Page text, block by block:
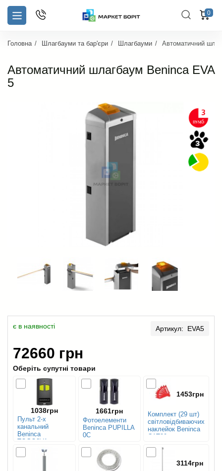
0
Головна Шлагбауми та бар'єри Шлагбауми Автоматичний
Автоматичний шлагбаум Beninca EVA
5
є в наявності Артикул: EVA5
72660 грн
Оберіть супутні товари
Пульт 2-х
канальний
Beninca
TOGO2VA
1038грн
Фотоелементи
Beninca PUPILLA
0C
1661грн
Комплект (29 шт)
світловідбиваючих
наклейок Beninca
CAT29
1453грн
3114грн